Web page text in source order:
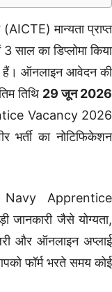
मान्यता प्राप्त
साल का डिप्लोमा किया
हैं। ऑनलाइन आवेदन की
तिथि 29 जून 2026
Vacancy 2026
भर्ती का नोटिफिकेशन
Apprentice
जैसे योग्यता,
और ऑनलाइन अप्लाई
फॉर्म भरते समय कोई